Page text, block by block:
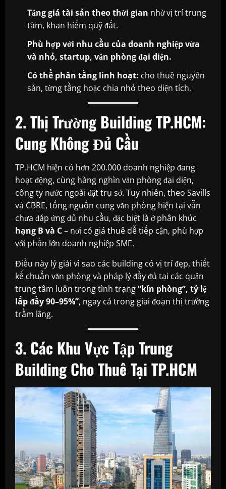
Tăng giá tài sản theo thời gian nhờ vị trí trung
tâm, khan hiếm quỹ đất.
Phù hợp với nhu cầu của doanh nghiệp vừa
và nhỏ, startup, văn phòng đại diện.
Có thể phân tầng linh hoạt: cho thuê nguyên
sàn, từng tầng hoặc chia nhỏ theo diện tích.
2. Thị Trường Building TP.HCM:
Cung Không Đủ Cầu
TP.HCM hiện có hơn 200.000 doanh nghiệp đang
hoạt động, cùng hàng nghìn văn phòng đại diện,
công ty nước ngoài đặt trụ sở. Tuy nhiên, theo Savills
và CBRE, tổng nguồn cung văn phòng hiện tại vẫn
chưa đáp ứng đủ nhu cầu, đặc biệt là ở phân khúc
hạng B và C– nơi có giá thuê dễ tiếp cận, phù hợp
với phần lớn doanh nghiệp SME.
Điều này lý giải vì sao các building có vị trí đẹp, thiết
kế chuẩn văn phòng và pháp lý đầy đủ tại các quận
trung tâm luôn trong tình trạng“kín phòng”, tỷ lệ
lấp đầy 90–95%”, ngay cả trong giai đoạn thị trường
trầm lắng.
3. Các Khu Vực Tập Trung
Building Cho Thuê Tại TP.HCM